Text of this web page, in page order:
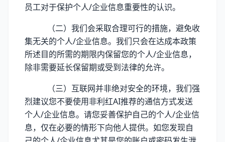
员工对于保护个人/企业信息重要性的认识。
（二）我们会采取合理可行的措施，避免收
集无关的个人/企业信息。我们只会在达成本政策
所述目的所需的期限内保留您的个人/企业信息，
除非需要延长保留期或受到法律的允许。
（三）互联网并非绝对安全的环境，我们强
烈建议您不要使用非利红AI推荐的通信方式发送
个人/企业信息。请您妥善保护自己的个人/企业信
息，仅在必要的情形下向他人提供。如您发现自